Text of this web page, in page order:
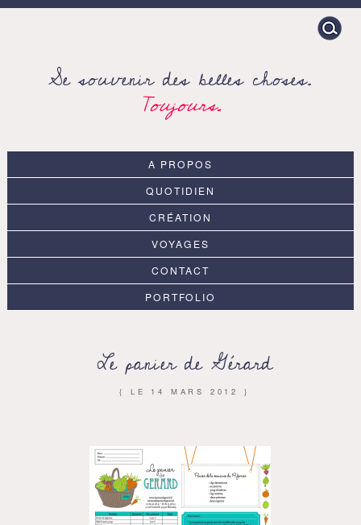
Search
for:
Se souvenir des belles choses.
Toujours.
A PROPOS
QUOTIDIEN
CRÉATION
VOYAGES
CONTACT
PORTFOLIO
Le panier de Gérard
{ LE 14 MARS 2012 }